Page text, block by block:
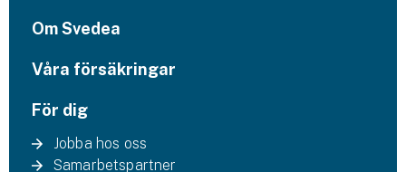
Om Svedea
Våra försäkringar
För dig
Jobba hos oss
Samarbetspartner